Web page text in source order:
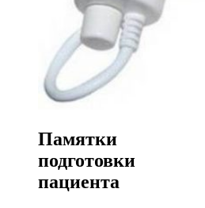
Памятки
подготовки
пациента